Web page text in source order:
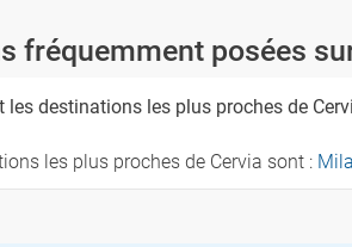
fréquemment posées
les destinations les plus proches de
les plus proches de Cervia sont :